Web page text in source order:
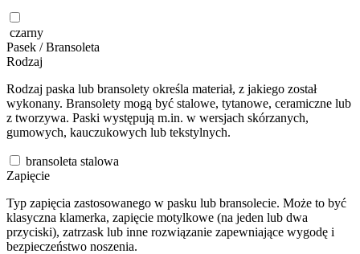
czarny
Pasek / Bransoleta
Rodzaj
Rodzaj paska lub bransolety określa materiał, z jakiego został
wykonany. Bransolety mogą być stalowe, tytanowe, ceramiczne lub
z tworzywa. Paski występują m.in. w wersjach skórzanych,
gumowych, kauczukowych lub tekstylnych.
bransoleta stalowa
Zapięcie
Typ zapięcia zastosowanego w pasku lub bransolecie. Może to być
klasyczna klamerka, zapięcie motylkowe (na jeden lub dwa
przyciski), zatrzask lub inne rozwiązanie zapewniające wygodę i
bezpieczeństwo noszenia.